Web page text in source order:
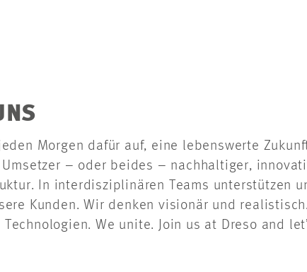
Morgen dafür auf, eine lebenswerte
– oder beides – nachhaltiger,
In interdisziplinären Teams unterstützen
Kunden. Wir denken visionär und
Technologien. We unite. Join us at Dreso and